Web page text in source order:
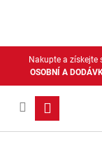
Nakupte a získejte
OSOBNÍ A